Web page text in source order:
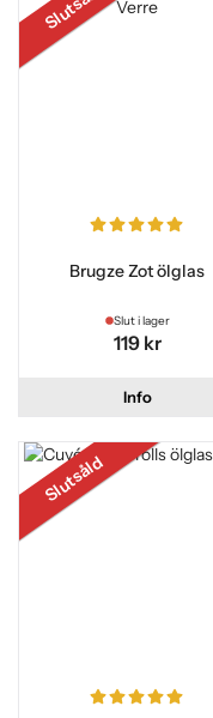
Brugze Zot ölglas
Slut i lager
119 kr
Info
Slutsåld